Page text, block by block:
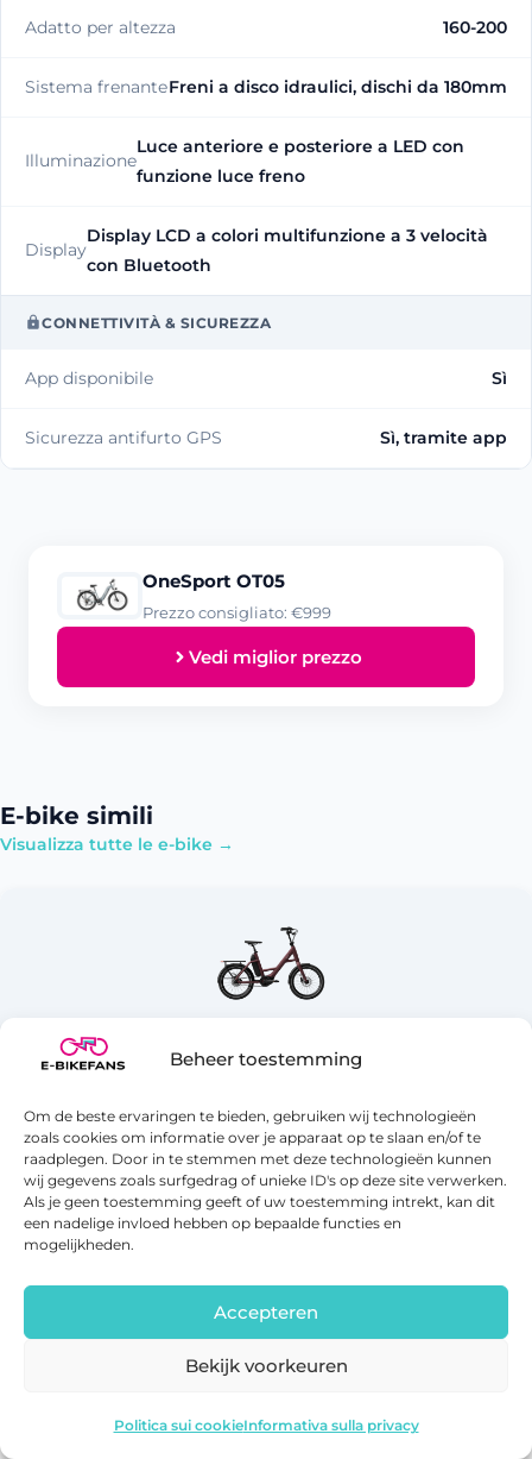
Beheer toestemming
Om de beste ervaringen te bieden, gebruiken wij technologieën
zoals cookies om informatie over je apparaat op te slaan en/of te
raadplegen. Door in te stemmen met deze technologieën kunnen
wij gegevens zoals surfgedrag of unieke ID's op deze site verwerken.
Als je geen toestemming geeft of uw toestemming intrekt, kan dit
een nadelige invloed hebben op bepaalde functies en
mogelijkheden.
Accepteren
Bekijk voorkeuren
Politica sui cookieInformativa sulla privacy
Adatto per altezza 160-200
Sistema frenanteFreni a disco idraulici, dischi da 180mm
Illuminazione
Luce anteriore e posteriore a LED con
funzione luce freno
Display
Display LCD a colori multifunzione a 3 velocità
con Bluetooth
CONNETTIVITÀ & SICUREZZA
App disponibile Sì
Sicurezza antifurto GPS Sì, tramite app
OneSport OT05
Prezzo consigliato: €999
Vedi miglior prezzo
E-bike simili
Visualizza tutte le e-bike →
Tenways AGO Compact Performance
120 kmBosch Performance Line
€2999 Visualizza →
OneSport OT05 Vedi l'offerta